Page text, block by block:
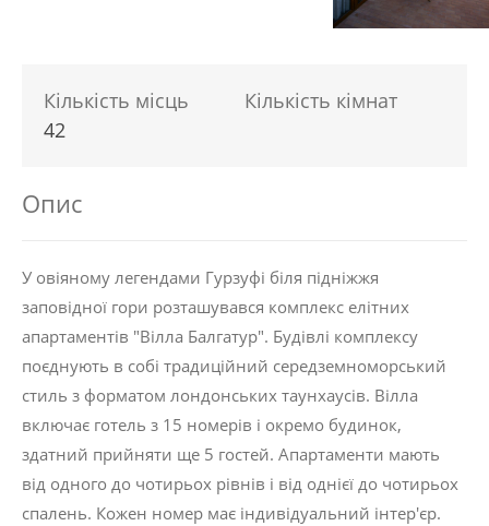
Кількість місць
42
Кількість кімнат
Опис
У овіяному легендами Гурзуфі біля підніжжя
заповідної гори розташувався комплекс елітних
апартаментів "Вілла Балгатур". Будівлі комплексу
поєднують в собі традиційний середземноморський
стиль з форматом лондонських таунхаусів. Вілла
включає готель з 15 номерів і окремо будинок,
здатний прийняти ще 5 гостей. Апартаменти мають
від одного до чотирьох рівнів і від однієї до чотирьох
спалень. Кожен номер має індивідуальний інтер'єр.